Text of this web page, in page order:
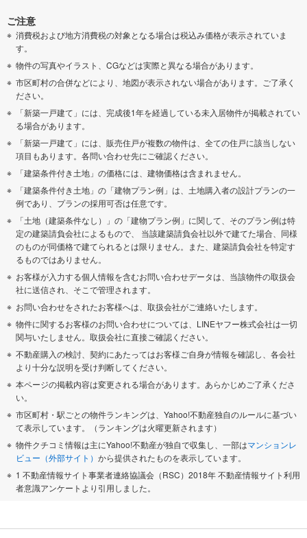
ご注意
消費税および地方消費税の対象となる場合は税込み価格が表示されていま
す。
物件の写真やイラスト、CGなどは実際と異なる場合があります。
市区町村の合併などにより、地図が表示されない場合があります。ご了承く
ださい。
「新築一戸建て」には、完成後1年を経過している未入居物件が掲載されてい
る場合があります。
「新築一戸建て」には、販売住戸が複数の物件は、全ての住戸に該当しない
項目もあります。各問い合わせ先にご確認ください。
「建築条件付き土地」の価格には、建物価格は含まれません。
「建築条件付き土地」の「建物プラン例」は、土地購入者の設計プランの一
例であり、プランの採用可否は任意です。
「土地（建築条件なし）」の「建物プラン例」に関して、そのプラン例は特
定の建築請負会社によるもので、 当該建築請負会社以外で建てた場合、同様
のものが同価格で建てられるとは限りません。また、建築請負会社を特定す
るものではありません。
お客様が入力する個人情報を含むお問い合わせデータは、当該物件の取扱会
社に送信され、そこで管理されます。
お問い合わせをされたお客様へは、取扱会社がご連絡いたします。
物件に関するお客様のお問い合わせについては、LINEヤフー株式会社は一切
関与いたしません。取扱会社に直接ご確認ください。
不動産購入の検討、契約にあたってはお客様ご自身が情報を確認し、各会社
より十分な説明を受け判断してください。
本ページの掲載内容は変更される場合があります。あらかじめご了承くださ
い。
市区町村・駅ごとの物件ランキングは、Yahoo!不動産独自のルールに基づい
て表示しています。（ランキングは火曜更新されます）
物件クチコミ情報は主にYahoo!不動産が独自で収集し、一部はマンションレ
ビュー（外部サイト） から提供されたものを表示しています。
1 不動産情報サイト事業者連絡協議会（RSC）2018年 不動産情報サイト利用
者意識アンケートより引用しました。